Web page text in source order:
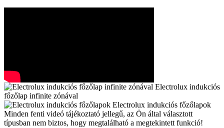
Electrolux indukciós
főzőlap infinite zónával
Electrolux indukciós főzőlapok
Minden fenti videó tájékoztató jellegű, az Ön által választott
típusban nem biztos, hogy megtalálható a megtekintett funkció!